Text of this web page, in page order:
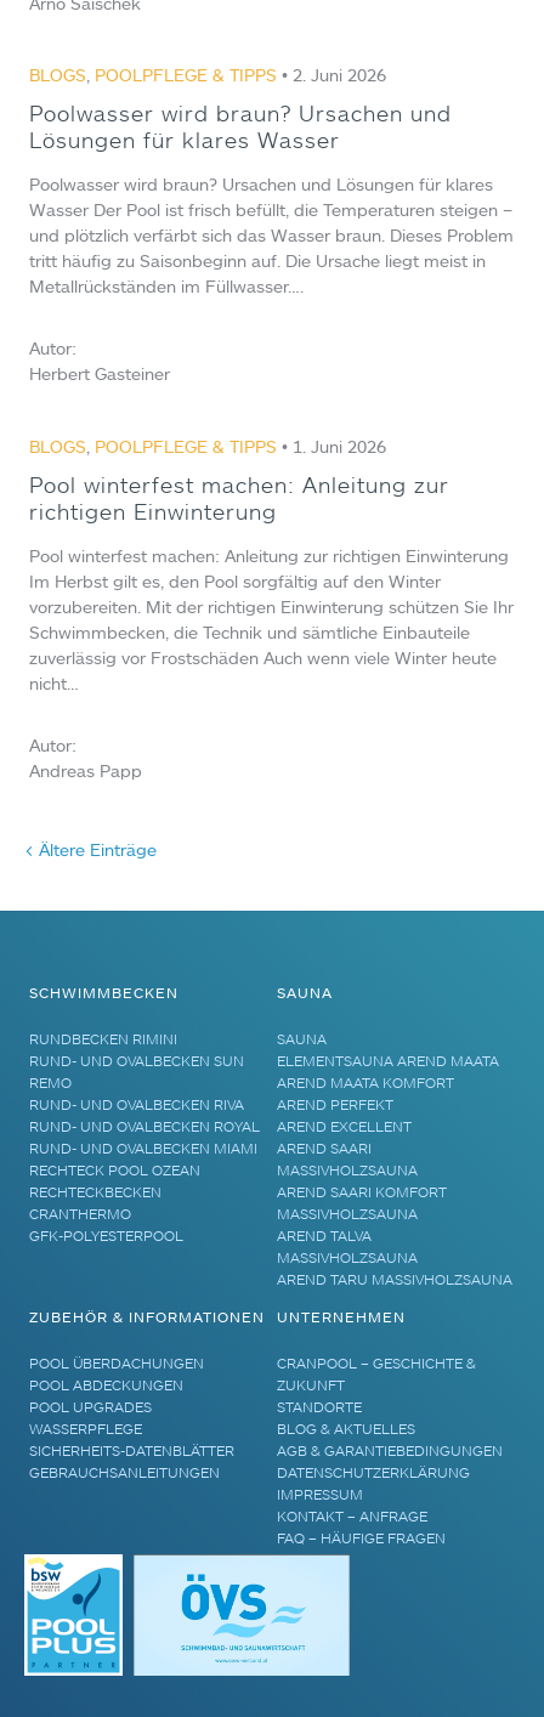
BLOGS, POOLPFLEGE & TIPPS • 2. Juni 2026
Poolwasser wird braun? Ursachen und
Lösungen für klares Wasser
Poolwasser wird braun? Ursachen und Lösungen für klares
Wasser Der Pool ist frisch befüllt, die Temperaturen steigen –
und plötzlich verfärbt sich das Wasser braun. Dieses Problem
tritt häufig zu Saisonbeginn auf. Die Ursache liegt meist in
Metallrückständen im Füllwasser….
Autor:
Herbert Gasteiner
BLOGS POOLPFLEGE & TIPPS • 1. Juni 2026
Pool winterfest machen: Anleitung zur
richtigen Einwinterung
Pool winterfest machen: Anleitung zur richtigen Einwinterung
Im Herbst gilt es, den Pool sorgfältig auf den Winter
vorzubereiten. Mit der richtigen Einwinterung schützen Sie Ihr
Schwimmbecken, die Technik und sämtliche Einbauteile
zuverlässig vor Frostschäden Auch wenn viele Winter heute
nicht…
Autor:
Andreas Papp
< Ältere Einträge
SCHWIMMBECKEN
RUNDBECKEN RIMINI
RUND- UND OVALBECKEN SUN
REMO
RUND- UND OVALBECKEN RIVA
RUND- UND OVALBECKEN ROYAL
RUND- UND OVALBECKEN MIAMI
RECHTECK POOL OZEAN
RECHTECKBECKEN
CRANTHERMO
GFK-POLYESTERPOOL
SAUNA
SAUNA
ELEMENTSAUNA AREND MAATA
AREND MAATA KOMFORT
AREND PERFEKT
AREND EXCELLENT
AREND SAARI
MASSIVHOLZSAUNA
AREND SAARI KOMFORT
MASSIVHOLZSAUNA
AREND TALVA
MASSIVHOLZSAUNA
AREND TARU MASSIVHOLZSAUNA
ZUBEHÖR & INFORMATIONEN
POOL ÜBERDACHUNGEN
POOL ABDECKUNGEN
POOL UPGRADES
WASSERPFLEGE
SICHERHEITS-DATENBLÄTTER
GEBRAUCHSANLEITUNGEN
UNTERNEHMEN
CRANPOOL – GESCHICHTE &
ZUKUNFT
STANDORTE
BLOG & AKTUELLES
AGB & GARANTIEBEDINGUNGEN
DATENSCHUTZERKLÄRUNG
IMPRESSUM
KONTAKT – ANFRAGE
FAQ – HÄUFIGE FRAGEN